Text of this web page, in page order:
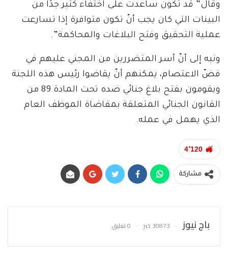
وقال” قد تكون ساعدت على اختفاء كثير جدًا من
البينات التي كان يجب أنّ تكون متوافرة إذا تسارعت
عملية التحقيق وفتح البلاغات والمحاكمة”.
ونبه إلى أنّ أسر المتضررين من المجني عليهم في
فضّ الاعتصام، يمكنهم أنّ يقاضوا رئيس هذه اللجنة
ويقومون بفتح بلاغ جنائي ضده تحت المادة 89 من
القانون الجنائي المتعلقة بمقاضاة الموظف العام
الذي يهمل في عمله.
4٬120
مشاركة
باج نيوز 30873 خبر 0 تعليق